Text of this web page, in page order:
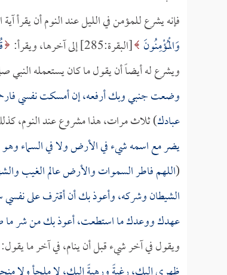
فإنه يشرع للمؤمن في الليل عند النوم أن يقرأ
وَالْمُؤْمِنُونَ [البقرة:285] إلى آخرها، ويقرأ:
ويشرع له أيضاً أن يقول ما كان يستعمله النبي
وضعت جنبي وبك أرفعه، إن أمسكت نفسي
عبادك) ثلاث مرات، هذا مشروع عند النوم،
يضر مع اسمه شيء في الأرض ولا في السماء وهو
(اللهم فاطر السموات والأرض عالم الغيب
الشيطان وشركه، وأعوذ بك أن أقترف على نفسي
عهدك ووعدك ما استطعت، أعوذ بك من شر ما
ويقول في آخر شيء قبل أن ينام، في آخر ما